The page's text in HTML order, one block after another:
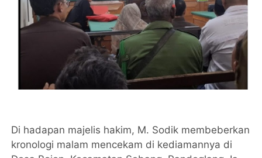
Di hadapan majelis hakim, M. Sodik membeberkan
kronologi malam mencekam di kediamannya di